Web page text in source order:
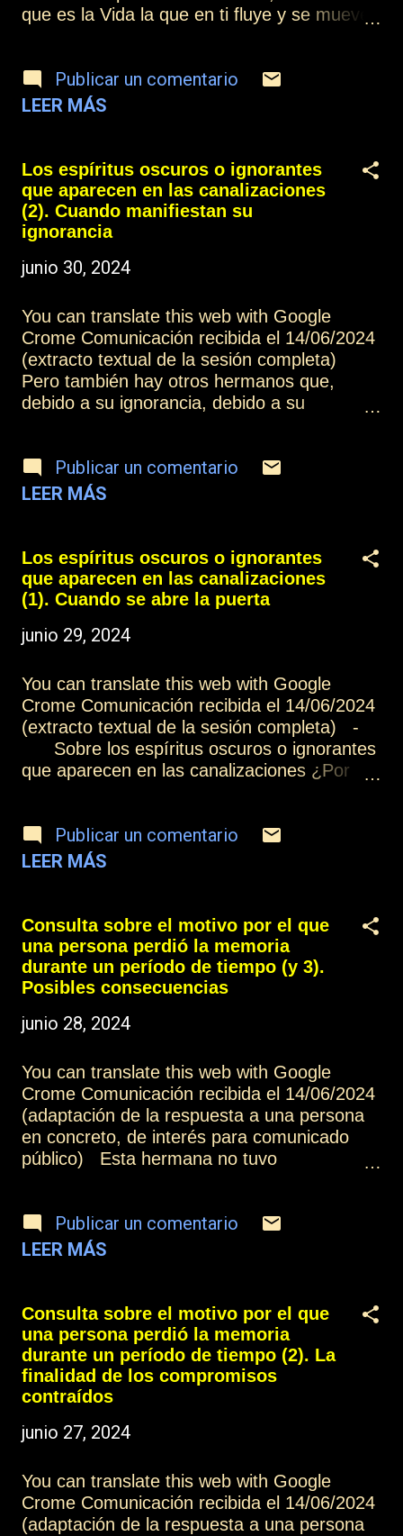
mediumnidad
que es la Vida la que en ti fluye y se mueve
Haz varias respiraciones siendo consciente,
en varios momentos del día y verás que bien
concentrarte, es como el juego de un niño,
que simplemente lo hace y así te beneficias
de tantos momentos vitales. Sé consciente
de tu cuerpo, es tu instrumento sagrado,
de su riqueza el tiempo que sea necesario,
hablando. Y agradece cada día lo que estás
experimentando, quisieras algo diferente
porque buscas resultados, pero todo es
positivo para poder realizarlo. La Grandeza y
la Riqueza están en lo in...
Publicar un comentario
LEER MÁS
Los espíritus oscuros o ignorantes
que aparecen en las canalizaciones
(2). Cuando manifiestan su
ignorancia
junio 30, 2024
You can translate this web with Google
Crome Comunicación recibida el 14/06/2024
(extracto textual de la sesión completa)
Pero también hay otros hermanos que,
debido a su ignorancia, debido a su
capaces de comprender el sufrimiento que
generan, y aprovechan cualquier
las demás formas de ignorancia, son
manifestaciones de miedo, que solamente
son capaces de expresar a través de la
artículos de esta colección: Los espíritus
canalizaciones (1) Más información: Índice
Contactar o suscribirse Practicar la
mediumnidad
Publicar un comentario
LEER MÁS
Los espíritus oscuros o ignorantes
que aparecen en las canalizaciones
(1). Cuando se abre la puerta
junio 29, 2024
You can translate this web with Google
Crome Comunicación recibida el 14/06/2024
(extracto textual de la sesión completa) -
Sobre los espíritus oscuros o ignorantes
que aparecen en las canalizaciones ¿Por
hermanos que puedan desear ir a la luz, si
no se establece concretamente a quién se
puerta y puede aparecer cualquiera de las
personas que dentro se hallan. Cuando la
intención es de llevar a la luz a los hermanos
que se encuentran en las tinieblas, en el
muchos niveles, y pueden aparecer
pero la mayoría ni siquiera comprenden esta
cuestión. Y está el grupo de hermanos que
simplemente están sufriendo al experimentar
esta forma de vivir en el plano espiritual.
Estos dos grupos de hermanos tienen la
Publicar un comentario
LEER MÁS
Consulta sobre el motivo por el que
una persona perdió la memoria
durante un período de tiempo (y 3).
Posibles consecuencias
junio 28, 2024
You can translate this web with Google
Crome Comunicación recibida el 14/06/2024
(adaptación de la respuesta a una persona
en concreto, de interés para comunicado
público) Esta hermana no tuvo
aprender en el plano encarnado cuando
despertó, porque la experiencia del
necesidad de adaptación a un entorno que
ella desconocía, porque todo había
cambiado a su alrededor, empezando por
ella misma. Y este trabajo de adaptación ha
podido ponerlo en práctica a lo largo de la
finalidad, una utilización y una
de las experiencias estamos en condiciones
de poder aprovecharlas de mejor modo, y
podemos dirigir nuestra energía amorosa de
Publicar un comentario
LEER MÁS
Consulta sobre el motivo por el que
una persona perdió la memoria
durante un período de tiempo (2). La
finalidad de los compromisos
contraídos
junio 27, 2024
You can translate this web with Google
Crome Comunicación recibida el 14/06/2024
(adaptación de la respuesta a una persona